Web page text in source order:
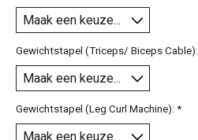
Gewichtstapel (Triceps/ Biceps Cable):
Gewichtstapel (Leg Curl Machine): *